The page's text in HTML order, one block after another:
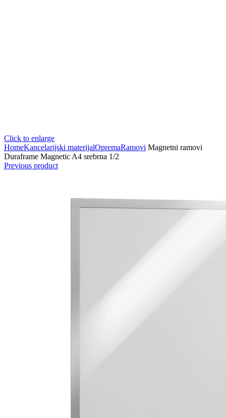
Click to enlarge
HomeKancelarijski materijalOpremaRamovi Magnetni ramovi
Duraframe Magnetic A4 srebrna 1/2
Previous product